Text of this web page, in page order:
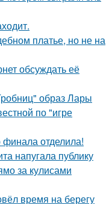
платье, но не на
обсуждать её
образ Лары
по "игре
финала отделила!
напугала публику
за кулисами
время на берегу